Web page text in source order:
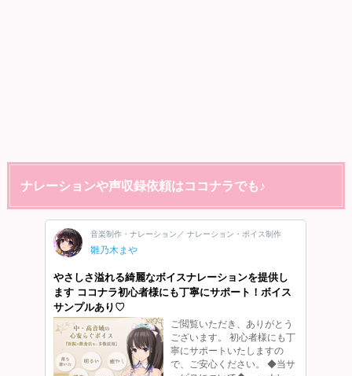
ナレーションや声収録依頼はココナラでも♪